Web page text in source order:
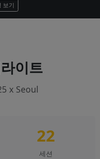
보기
이트
x Seoul
22
세션